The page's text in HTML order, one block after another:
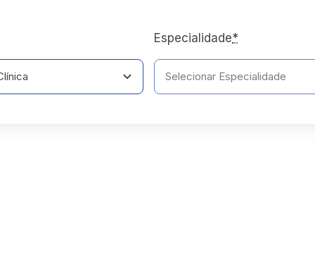
Especialidade*